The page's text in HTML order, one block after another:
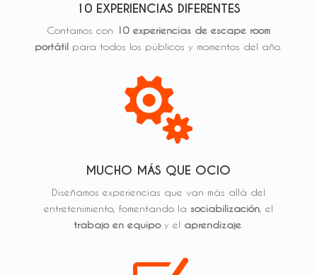
10 EXPERIENCIAS DIFERENTES
Contamos con 10 experiencias de escape room
portátilpara todos los públicos y momentos del año.

MUCHO MÁS QUE OCIO
Diseñamos experiencias que van más allá del
entretenimiento, fomentando la sociabilización, el
trabajo en equipoy el aprendizaje.